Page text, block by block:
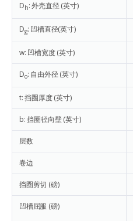
Dh: 外壳直径 (英寸)
Dg: 凹槽直径(英寸)
w: 凹槽宽度 (英寸)
Do: 自由外径 (英寸)
t: 挡圈厚度 (英寸)
b: 挡圈径向壁 (英寸)
层数
卷边
挡圈剪切 (磅)
凹槽屈服 (磅)